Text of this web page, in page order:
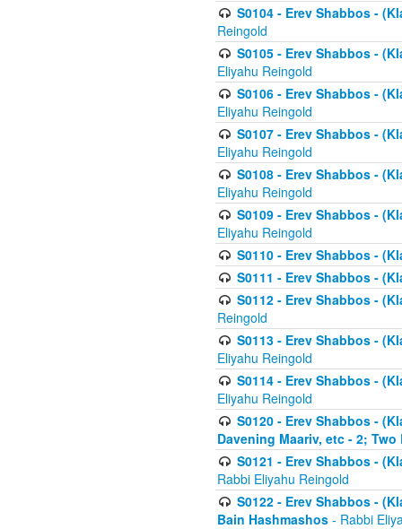
S0104 - Erev Shabbos -
Reingold
S0105 - Erev Shabbos -
Eliyahu Reingold
S0106 - Erev Shabbos -
Eliyahu Reingold
S0107 - Erev Shabbos -
Eliyahu Reingold
S0108 - Erev Shabbos -
Eliyahu Reingold
S0109 - Erev Shabbos -
Eliyahu Reingold
S0110 - Erev Shabbos -
S0111 - Erev Shabbos -
S0112 - Erev Shabbos -
Reingold
S0113 - Erev Shabbos -
Eliyahu Reingold
S0114 - Erev Shabbos -
Eliyahu Reingold
S0120 - Erev Shabbos -
Davening Maariv, etc - 2;
S0121 - Erev Shabbos -
Rabbi Eliyahu Reingold
S0122 - Erev Shabbos -
Bain Hashmashos - Rabbi